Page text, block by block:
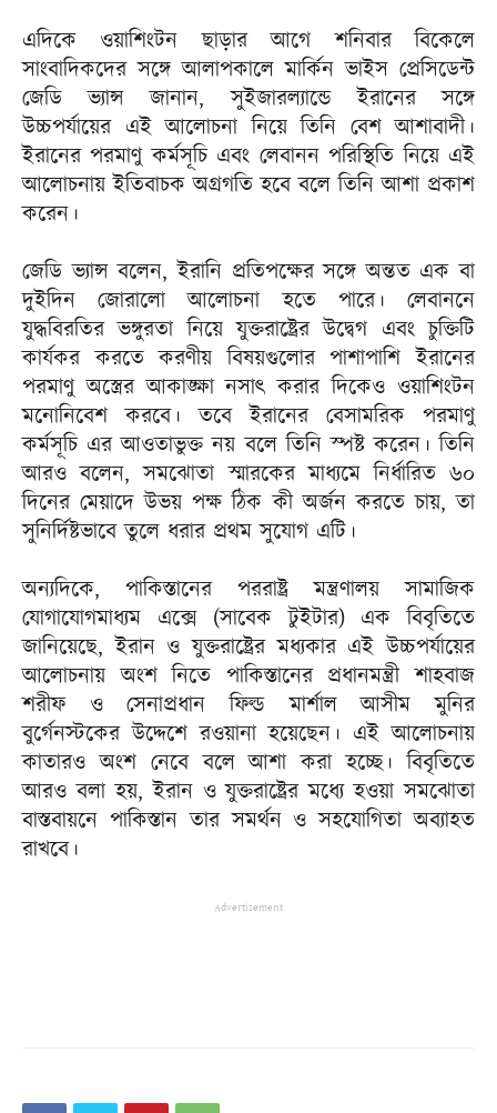
এদিকে ওয়াশিংটন ছাড়ার আগে শনিবার বিকেলে
সাংবাদিকদের সঙ্গে আলাপকালে মার্কিন ভাইস প্রেসিডেন্ট
জেডি ভ্যান্স জানান, সুইজারল্যান্ডে ইরানের সঙ্গে
উচ্চপর্যায়ের এই আলোচনা নিয়ে তিনি বেশ আশাবাদী।
ইরানের পরমাণু কর্মসূচি এবং লেবানন পরিস্থিতি নিয়ে এই
আলোচনায় ইতিবাচক অগ্রগতি হবে বলে তিনি আশা প্রকাশ
করেন।
জেডি ভ্যান্স বলেন, ইরানি প্রতিপক্ষের সঙ্গে অন্তত এক বা
দুইদিন জোরালো আলোচনা হতে পারে। লেবাননে
যুদ্ধবিরতির ভঙ্গুরতা নিয়ে যুক্তরাষ্ট্রের উদ্বেগ এবং চুক্তিটি
কার্যকর করতে করণীয় বিষয়গুলোর পাশাপাশি ইরানের
পরমাণু অস্ত্রের আকাঙ্ক্ষা নসাৎ করার দিকেও ওয়াশিংটন
মনোনিবেশ করবে। তবে ইরানের বেসামরিক পরমাণু
কর্মসূচি এর আওতাভুক্ত নয় বলে তিনি স্পষ্ট করেন। তিনি
আরও বলেন, সমঝোতা স্মারকের মাধ্যমে নির্ধারিত ৬০
দিনের মেয়াদে উভয় পক্ষ ঠিক কী অর্জন করতে চায়, তা
সুনির্দিষ্টভাবে তুলে ধরার প্রথম সুযোগ এটি।
অন্যদিকে, পাকিস্তানের পররাষ্ট্র মন্ত্রণালয় সামাজিক
যোগাযোগমাধ্যম এক্সে (সাবেক টুইটার) এক বিবৃতিতে
জানিয়েছে, ইরান ও যুক্তরাষ্ট্রের মধ্যকার এই উচ্চপর্যায়ের
আলোচনায় অংশ নিতে পাকিস্তানের প্রধানমন্ত্রী শাহবাজ
শরীফ ও সেনাপ্রধান ফিল্ড মার্শাল আসীম মুনির
বুর্গেনস্টকের উদ্দেশে রওয়ানা হয়েছেন। এই আলোচনায়
কাতারও অংশ নেবে বলে আশা করা হচ্ছে। বিবৃতিতে
আরও বলা হয়, ইরান ও যুক্তরাষ্ট্রের মধ্যে হওয়া সমঝোতা
বাস্তবায়নে পাকিস্তান তার সমর্থন ও সহযোগিতা অব্যাহত
রাখবে।
Advertisement